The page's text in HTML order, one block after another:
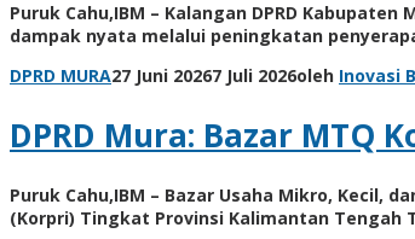
Puruk Cahu,IBM – Kalangan DPRD
dampak nyata melalui peningkatan
DPRD MURA27 Juni 20267 Juli 2026oleh Inovasi
DPRD Mura: Bazar MTQ
Puruk Cahu,IBM – Bazar Usaha Mikro, Kecil,
(Korpri) Tingkat Provinsi Kalimantan Tengah